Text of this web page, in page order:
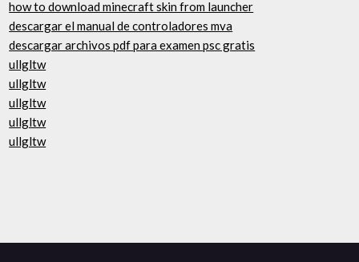
how to download minecraft skin from launcher
descargar el manual de controladores mva
descargar archivos pdf para examen psc gratis
ullgltw
ullgltw
ullgltw
ullgltw
ullgltw